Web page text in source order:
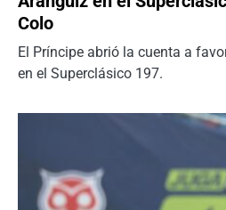
Colo
El Príncipe abrió la cuenta a
en el Superclásico 197.